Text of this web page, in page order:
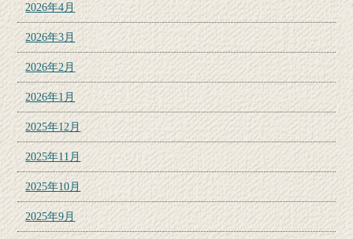
2026年4月
2026年3月
2026年2月
2026年1月
2025年12月
2025年11月
2025年10月
2025年9月